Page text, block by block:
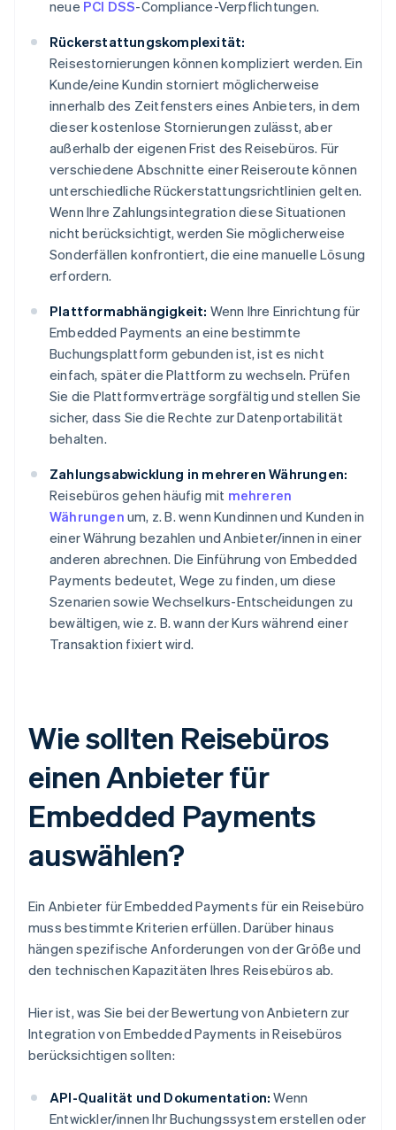
neue PCI DSS-Compliance-Verpflichtungen.
Rückerstattungskomplexität:
Reisestornierungen können kompliziert werden. Ein
Kunde/eine Kundin storniert möglicherweise
innerhalb des Zeitfensters eines Anbieters, in dem
dieser kostenlose Stornierungen zulässt, aber
außerhalb der eigenen Frist des Reisebüros. Für
verschiedene Abschnitte einer Reiseroute können
unterschiedliche Rückerstattungsrichtlinien gelten.
Wenn Ihre Zahlungsintegration diese Situationen
nicht berücksichtigt, werden Sie möglicherweise
Sonderfällen konfrontiert, die eine manuelle Lösung
erfordern.
Plattformabhängigkeit: Wenn Ihre Einrichtung für
Embedded Payments an eine bestimmte
Buchungsplattform gebunden ist, ist es nicht
einfach, später die Plattform zu wechseln. Prüfen
Sie die Plattformverträge sorgfältig und stellen Sie
sicher, dass Sie die Rechte zur Datenportabilität
behalten.
Zahlungsabwicklung in mehreren Währungen:
Reisebüros gehen häufig mit mehreren
Währungen um, z. B. wenn Kundinnen und Kunden in
einer Währung bezahlen und Anbieter/innen in einer
anderen abrechnen. Die Einführung von Embedded
Payments bedeutet, Wege zu finden, um diese
Szenarien sowie Wechselkurs-Entscheidungen zu
bewältigen, wie z. B. wann der Kurs während einer
Transaktion fixiert wird.
Wie sollten Reisebüros
einen Anbieter für
Embedded Payments
auswählen?
Ein Anbieter für Embedded Payments für ein Reisebüro
muss bestimmte Kriterien erfüllen. Darüber hinaus
hängen spezifische Anforderungen von der Größe und
den technischen Kapazitäten Ihres Reisebüros ab.
Hier ist, was Sie bei der Bewertung von Anbietern zur
Integration von Embedded Payments in Reisebüros
berücksichtigen sollten:
API-Qualität und Dokumentation: Wenn
Entwickler/innen Ihr Buchungssystem erstellen oder